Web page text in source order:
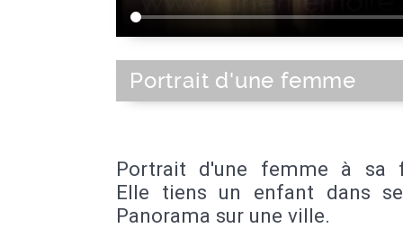
Portrait d'une femme
Portrait d'une femme à sa
Elle tiens un enfant dans
Panorama sur une ville.